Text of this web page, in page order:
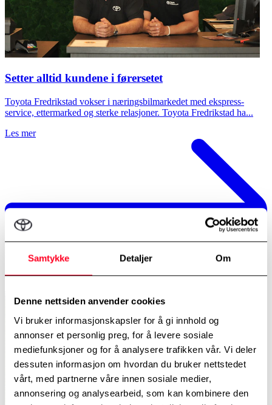
Samtykke Detaljer Om
Denne nettsiden anvender cookies
Vi bruker informasjonskapsler for å gi innhold og
annonser et personlig preg, for å levere sosiale
mediefunksjoner og for å analysere trafikken vår. Vi deler
dessuten informasjon om hvordan du bruker nettstedet
vårt, med partnerne våre innen sosiale medier,
annonsering og analysearbeid, som kan kombinere den
Setter alltid kundene i førersetet
Toyota Fredrikstad vokser i næringsbilmarkedet med ekspress-
service, ettermarked og sterke relasjoner. Toyota Fredrikstad ha...
Les mer